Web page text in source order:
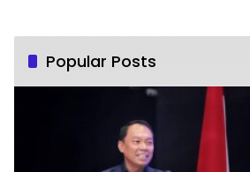
Popular Posts